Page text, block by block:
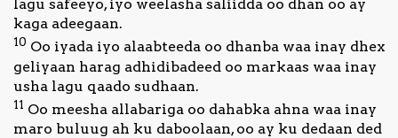
lagu safeeyo, iyo weelasha saliidda oo dhan oo ay
kaga adeegaan.
10 Oo iyada iyo alaabteeda oo dhanba waa inay dhex
geliyaan harag adhidibadeed oo markaas waa inay
usha lagu qaado sudhaan.
11 Oo meesha allabariga oo dahabka ahna waa inay
maro buluug ah ku daboolaan, oo ay ku dedaan ded